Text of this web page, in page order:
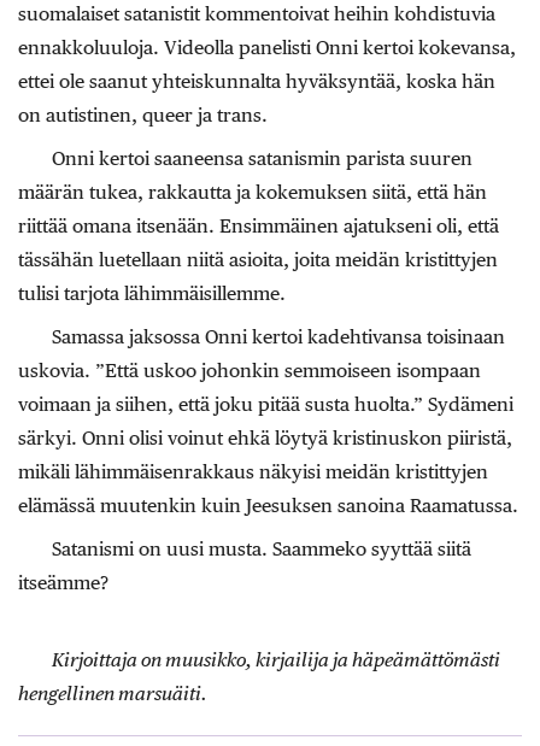
suomalaiset satanistit kommentoivat heihin kohdistuvia
ennakkoluuloja. Videolla panelisti Onni kertoi kokevansa,
ettei ole saanut yhteiskunnalta hyväksyntää, koska hän
on autistinen, queer ja trans.
Onni kertoi saaneensa satanismin parista suuren
määrän tukea, rakkautta ja kokemuksen siitä, että hän
riittää omana itsenään. Ensimmäinen ajatukseni oli, että
tässähän luetellaan niitä asioita, joita meidän kristittyjen
tulisi tarjota lähimmäisillemme.
Samassa jaksossa Onni kertoi kadehtivansa toisinaan
uskovia. ”Että uskoo johonkin semmoiseen isompaan
voimaan ja siihen, että joku pitää susta huolta.” Sydämeni
särkyi. Onni olisi voinut ehkä löytyä kristinuskon piiristä,
mikäli lähimmäisenrakkaus näkyisi meidän kristittyjen
elämässä muutenkin kuin Jeesuksen sanoina Raamatussa.
Satanismi on uusi musta. Saammeko syyttää siitä
itseämme?
Kirjoittaja on muusikko, kirjailija ja häpeämättömästi
hengellinen marsuäiti.